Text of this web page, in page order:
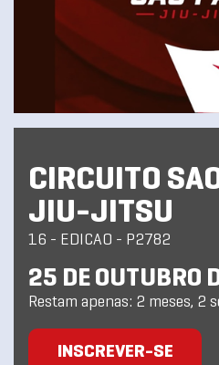
CIRCUITO
JIU-JITSU
16 - EDICAO - P2782
25 DE OUTUBRO
Restam apenas: 2 meses, 2
INSCREVER-SE